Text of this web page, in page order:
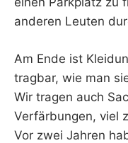
anderen Leuten
Am Ende ist
tragbar, wie man
Wir tragen auch
Verfärbungen, viel
Vor zwei Jahren